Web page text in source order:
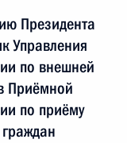
Президента
Управления
по внешней
Приёмной
по приёму